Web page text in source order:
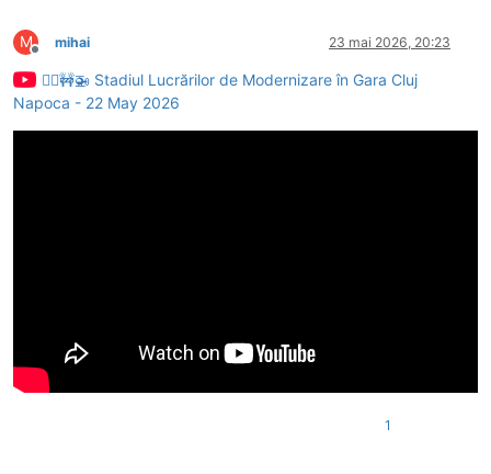
M
Deconectat
mihai 23 mai 2026, 20:23
👷‍♂️🚧🚁 Stadiul Lucrărilor de Modernizare în Gara Cluj
Napoca - 22 May 2026
1